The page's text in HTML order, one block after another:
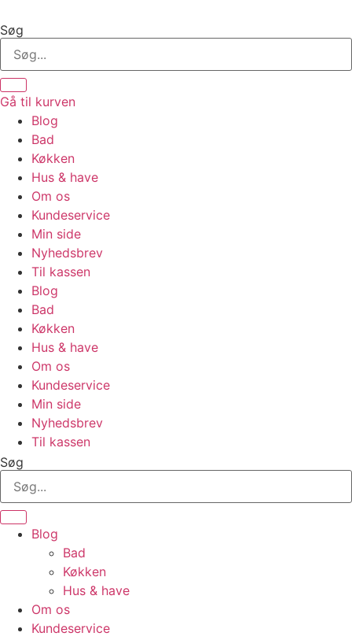
til
indhold
Søg
Gå til kurven
Blog
Bad
Køkken
Hus & have
Om os
Kundeservice
Min side
Nyhedsbrev
Til kassen
Blog
Bad
Køkken
Hus & have
Om os
Kundeservice
Min side
Nyhedsbrev
Til kassen
Søg
Blog
Bad
Køkken
Hus & have
Om os
Kundeservice